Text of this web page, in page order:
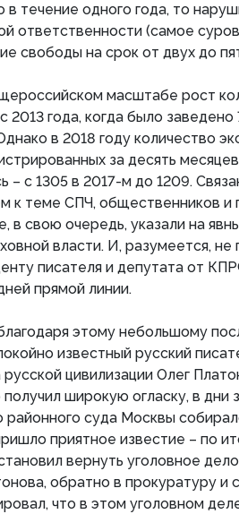
течение одного года, то
ответственности (самое
свободы на срок от двух до
масштабе рост
2013 года, когда было
в 2018 году количество
за десять
– с 1305 в 2017-м до 1209.
к теме СПЧ, общественников и
в свою очередь, указали на
власти. И, разумеется,
писателя и депутата от
прямой линии.
этому небольшому
известный русский
цивилизации Олег
широкую огласку, в дни
районного суда Москвы
приятное известие – по
вернуть уголовное
обратно в прокуратуру и
что в этом уголовном